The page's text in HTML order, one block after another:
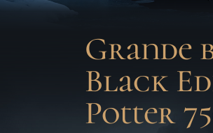
Grande
Black
Potter